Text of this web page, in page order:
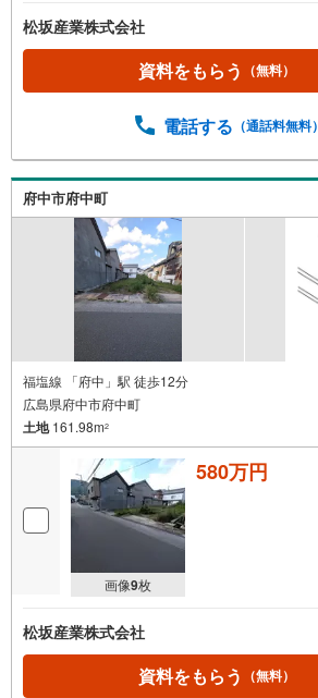
松坂産業株式会社
資料をもらう （無料）
電話する （通話料無料）
府中市府中町
福塩線 「府中」駅 徒歩12分
広島県府中市府中町
土地161.98m2
画像9枚
580万円
松坂産業株式会社
資料をもらう （無料）